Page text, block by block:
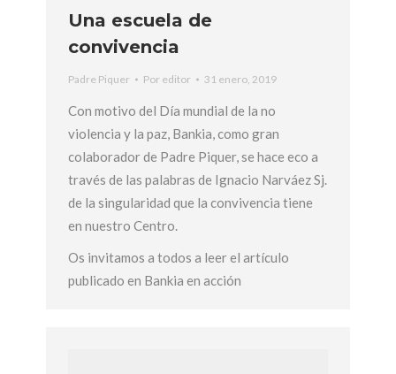
Una escuela de
convivencia
Padre Piquer Por editor 31 enero, 2019
Con motivo del Día mundial de la no
violencia y la paz, Bankia, como gran
colaborador de Padre Piquer, se hace eco a
través de las palabras de Ignacio Narváez Sj.
de la singularidad que la convivencia tiene
en nuestro Centro.
Os invitamos a todos a leer el artículo
publicado en Bankia en acción